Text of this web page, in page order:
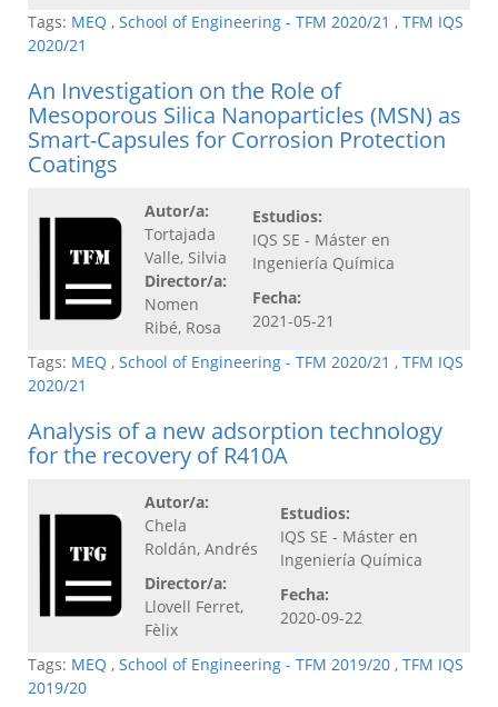
Tags: MEQ , School of Engineering - TFM 2020/21 , TFM IQS
2020/21
An Investigation on the Role of
Mesoporous Silica Nanoparticles (MSN) as
Smart-Capsules for Corrosion Protection
Coatings
Autor/a:
Tortajada
Valle, Silvia
Director/a:
Nomen
Ribé, Rosa
Estudios:
IQS SE - Máster en
Ingeniería Química
Fecha:
2021-05-21
Tags: MEQ , School of Engineering - TFM 2020/21 , TFM IQS
2020/21
Analysis of a new adsorption technology
for the recovery of R410A
Autor/a:
Chela
Roldán, Andrés
Director/a:
Llovell Ferret,
Fèlix
Estudios:
IQS SE - Máster en
Ingeniería Química
Fecha:
2020-09-22
Tags: MEQ , School of Engineering - TFM 2019/20 , TFM IQS
2019/20